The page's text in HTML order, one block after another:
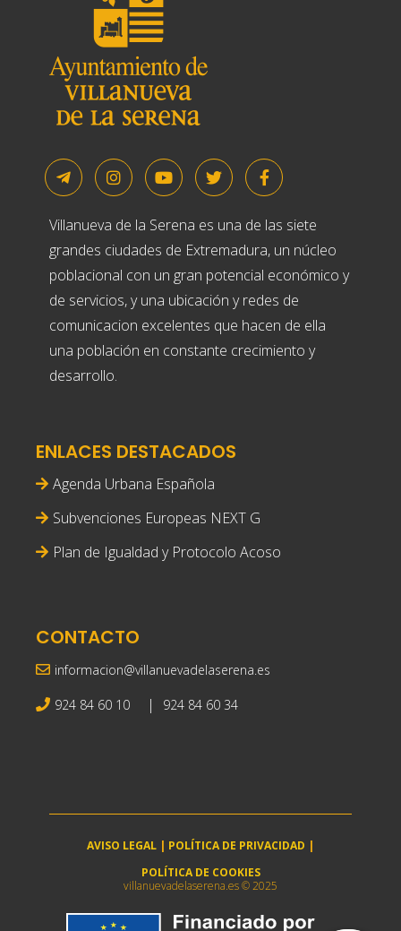
Villanueva de la Serena es una de las siete
grandes ciudades de Extremadura, un núcleo
poblacional con un gran potencial económico y
de servicios, y una ubicación y redes de
comunicacion excelentes que hacen de ella
una población en constante crecimiento y
desarrollo.
ENLACES DESTACADOS
Agenda Urbana Española
Subvenciones Europeas NEXT G
Plan de Igualdad y Protocolo Acoso
CONTACTO
informacion@villanuevadelaserena.es
924 84 60 10 | 924 84 60 34
AVISO LEGAL | POLÍTICA DE PRIVACIDAD |
POLÍTICA DE COOKIES
villanuevadelaserena.es © 2025